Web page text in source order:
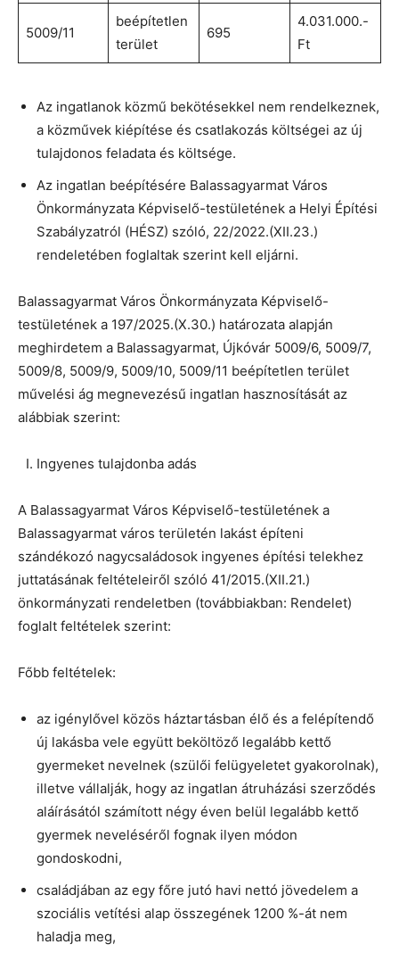
5009/11
beépítetlen
terület
695
4.031.000.-
Ft
Az ingatlanok közmű bekötésekkel nem rendelkeznek,
a közművek kiépítése és csatlakozás költségei az új
tulajdonos feladata és költsége.
Az ingatlan beépítésére Balassagyarmat Város
Önkormányzata Képviselő-testületének a Helyi Építési
Szabályzatról (HÉSZ) szóló, 22/2022.(XII.23.)
rendeletében foglaltak szerint kell eljárni.
Balassagyarmat Város Önkormányzata Képviselő-
testületének a 197/2025.(X.30.) határozata alapján
meghirdetem a Balassagyarmat, Újkóvár 5009/6, 5009/7,
5009/8, 5009/9, 5009/10, 5009/11 beépítetlen terület
művelési ág megnevezésű ingatlan hasznosítását az
alábbiak szerint:
Ingyenes tulajdonba adás
A Balassagyarmat Város Képviselő-testületének a
Balassagyarmat város területén lakást építeni
szándékozó nagycsaládosok ingyenes építési telekhez
juttatásának feltételeiről szóló 41/2015.(XII.21.)
önkormányzati rendeletben (továbbiakban: Rendelet)
foglalt feltételek szerint:
Főbb feltételek:
az igénylővel közös háztartásban élő és a felépítendő
új lakásba vele együtt beköltöző legalább kettő
gyermeket nevelnek (szülői felügyeletet gyakorolnak),
illetve vállalják, hogy az ingatlan átruházási szerződés
aláírásától számított négy éven belül legalább kettő
gyermek neveléséről fognak ilyen módon
gondoskodni,
családjában az egy főre jutó havi nettó jövedelem a
szociális vetítési alap összegének 1200 %-át nem
haladja meg,